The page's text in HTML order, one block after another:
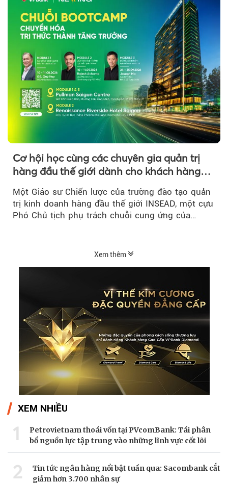
Cơ hội học cùng các chuyên gia quản trị
hàng đầu thế giới dành cho khách hàng
Một Giáo sư Chiến lược của trường đào tạo quản
trị kinh doanh hàng đầu thế giới INSEAD, một cựu
Phó Chủ tịch phụ trách chuỗi cung ứng của
Xem thêm
XEM NHIỀU
1
Petrovietnam thoái vốn tại PVcomBank: Tái phân
bổ nguồn lực tập trung vào những lĩnh vực cốt lõi
2
Tin tức ngân hàng nổi bật tuần qua: Sacombank cắt
giảm hơn 3.700 nhân sự